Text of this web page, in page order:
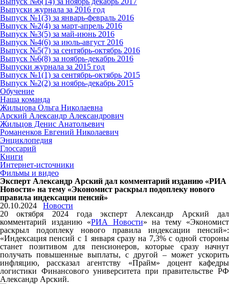
Выпуски журнала за 2016 год
Выпуск №1(3) за январь-февраль 2016
Выпуск №2(4) за март-апрель 2016
Выпуск №3(5) за май-июнь 2016
Выпуск №4(6) за июль-август 2016
Выпуск №5(7) за сентябрь-октябрь 2016
Выпуск №6(8) за ноябрь-декабрь 2016
Выпуски журнала за 2015 год
Выпуск №1(1) за сентябрь-октябрь 2015
Выпуск №2(2) за ноябрь-декабрь 2015
Обучение
Наша команда
Жильцова Ольга Николаевна
Арский Александр Александрович
Жильцов Денис Анатольевич
Романенков Евгений Николаевич
Энциклопедия
Глоссарий
Книги
Интернет-источники
Фильмы и видео
Эксперт Александр Арский дал комментарий изданию «РИА
Новости» на тему «Экономист раскрыл подоплеку нового
правила индексации пенсий»
20.10.2024
Новости
20 октября 2024 года эксперт Александр Арский дал
комментарий изданию «РИА Новости» на тему «Экономист
раскрыл подоплеку нового правила индексации пенсий»:
«Индексация пенсий с 1 января сразу на 7,3% с одной стороны
станет позитивом для пенсионеров, которые сразу начнут
получать повышенные выплаты, с другой – может ускорить
инфляцию, рассказал агентству «Прайм» доцент кафедры
логистики Финансового университета при правительстве РФ
Александр Арский.